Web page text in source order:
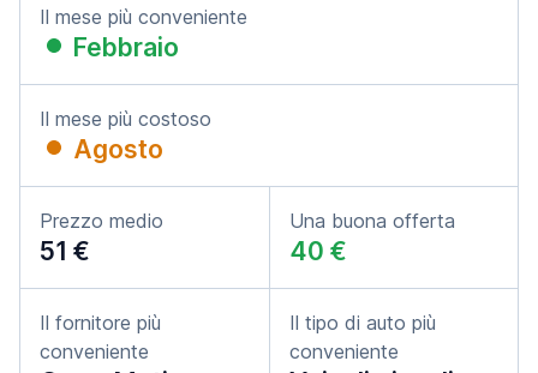
Il mese più conveniente
Febbraio
Il mese più costoso
Agosto
Prezzo medio
51 €
Una buona offerta
40 €
Il fornitore più
conveniente
Il tipo di auto più
conveniente